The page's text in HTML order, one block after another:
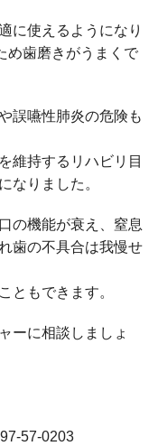
に使えるようになり
め歯磨きがうまくで
誤嚥性肺炎の危険も
維持するリハビリ目
なりました。
の機能が衰え、窒息
歯の不具合は我慢せ
ともできます。
ーに相談しましょ
57-0203